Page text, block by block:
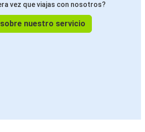
vez que viajas con nosotros?
nuestro servicio